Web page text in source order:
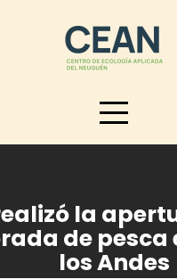
la
de pesca
los Andes